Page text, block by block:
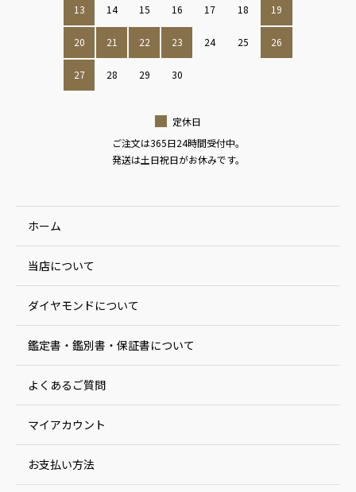
13 14 15 16 17 18 19
20 21 22 23 24 25 26
27 28 29 30
定休日
ご注文は365日24時間受付中。
発送は土日祝日がお休みです。
ホーム
当店について
ダイヤモンドについて
鑑定書・鑑別書・保証書について
よくあるご質問
マイアカウント
お支払い方法